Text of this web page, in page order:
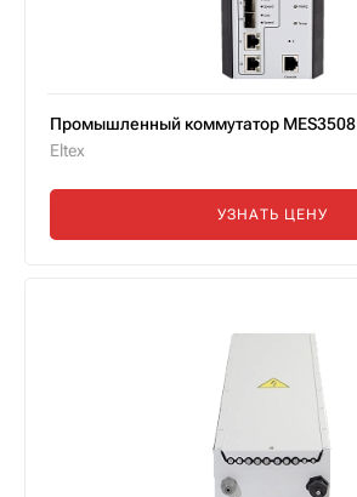
Промышленный коммутатор MES3508
Eltex
УЗНАТЬ ЦЕНУ